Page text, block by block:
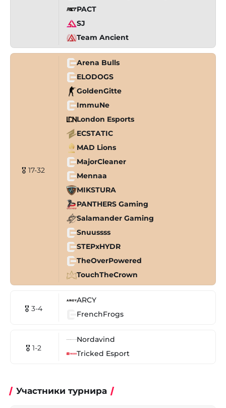
PACT
SJ
Team Ancient
🎖 17-32
Arena Bulls
ELODOGS
GoldenGitte
ImmuNe
London Esports
ECSTATIC
MAD Lions
MajorCleaner
Mennaa
MIKSTURA
PANTHERS Gaming
Salamander Gaming
Snuussss
STEPxHYDR
TheOverPowered
TouchTheCrown
🎖 3-4
ARCY
FrenchFrogs
🎖 1-2
Nordavind
Tricked Esport
Участники турнира